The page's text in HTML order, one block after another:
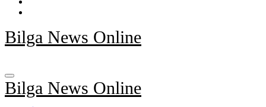
Bilga News Online
Bilga News Online